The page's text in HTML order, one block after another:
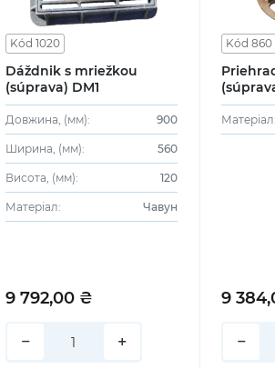
Kód 1020
Dáždnik s mriežkou
(súprava) DM1
Довжина, (мм): 900
Ширина, (мм): 560
Висота, (мм): 120
Матеріал: Чавун
9 792,00 ₴
− +
Kód 860
Матеріал:
9
−